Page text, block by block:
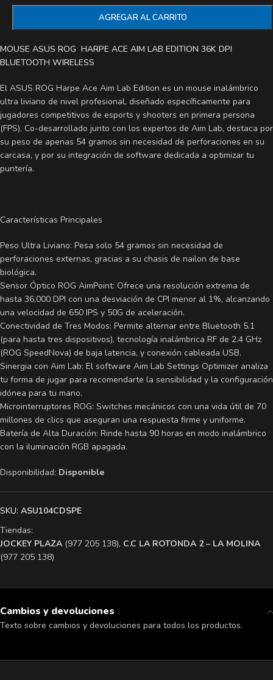
AGREGAR AL CARRITO
MOUSE ASUS ROG HARPE ACE AIM LAB EDITION 36K DPI
BLUETOOTH WIRELESS
El ASUS ROG Harpe Ace Aim Lab Edition es un mouse inalámbrico
ultra liviano de nivel profesional, diseñado específicamente para
jugadores competitivos de esports y shooters en primera persona
(FPS). Co-desarrollado junto con los expertos de Aim Lab, destaca por
su peso de apenas 54 gramos sin necesidad de perforaciones en su
carcasa, y por su integración de software dedicada a optimizar tu
puntería.
Características Principales
Peso Ultra Liviano: Pesa solo 54 gramos sin necesidad de
perforaciones externas, gracias a su chasis de nailon de base
biológica.
Sensor Óptico ROG AimPoint: Ofrece una resolución extrema de
hasta 36,000 DPI con una desviación de CPI menor al 1%, alcanzando
una velocidad de 650 IPS y 50G de aceleración.
Conectividad de Tres Modos: Permite alternar entre Bluetooth 5.1
(para hasta tres dispositivos), tecnología inalámbrica RF de 2.4 GHz
(ROG SpeedNova) de baja latencia, y conexión cableada USB.
Sinergia con Aim Lab: El software Aim Lab Settings Optimizer analiza
tu forma de jugar para recomendarte la sensibilidad y la configuración
idónea para tu mano.
Microinterruptores ROG: Switches mecánicos con una vida útil de 70
millones de clics que aseguran una respuesta firme y uniforme.
Batería de Alta Duración: Rinde hasta 90 horas en modo inalámbrico
con la iluminación RGB apagada.
Disponibilidad: Disponible
SKU: ASU104CDSPE
Tiendas:
​JOCKEY PLAZA (977 205 138), ​C.C LA ROTONDA 2 – LA MOLINA
(977 205 138)
Cambios y devoluciones
Texto sobre cambios y devoluciones para todos los productos.